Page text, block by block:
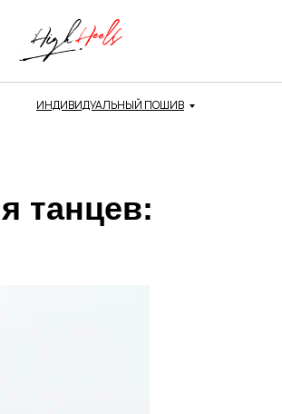
ИНДИВИДУАЛЬНЫЙ ПОШИВ
танцев: